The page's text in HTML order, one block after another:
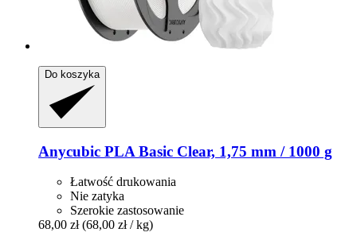
Do koszyka
Anycubic PLA Basic Clear, 1,75 mm / 1000 g
Łatwość drukowania
Nie zatyka
Szerokie zastosowanie
68,00 zł (68,00 zł / kg)